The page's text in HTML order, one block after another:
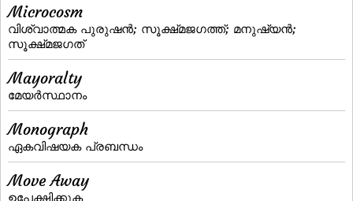
Microcosm
വിശ്വാത്മക പുരുഷന്‍; സൂക്ഷ്‌മജഗത്ത്‌; മനുഷ്യന്‍;
സൂക്ഷ്‌മജഗത്‌
Mayoralty
മേയര്‍സ്ഥാനം
Monograph
ഏകവിഷയക പ്രബന്ധം
Move Away
ഉപേക്ഷിക്കുക